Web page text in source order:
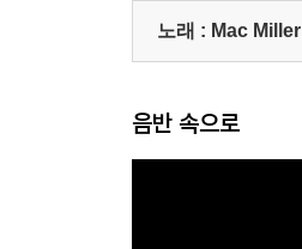
노래 : Mac Miller
음반 속으로